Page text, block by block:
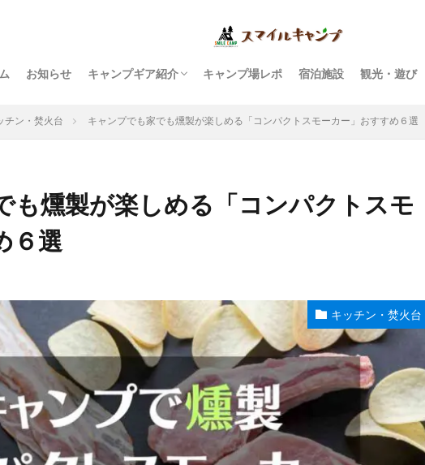
お知らせ キャンプギア紹介 キャンプ場レポ 宿泊施設 観光・遊び
チン・焚火台 キャンプでも家でも燻製が楽しめる「コンパクトスモーカー」おすすめ６選
も燻製が楽しめる「コンパクトスモ
６選
キッチン・焚火台